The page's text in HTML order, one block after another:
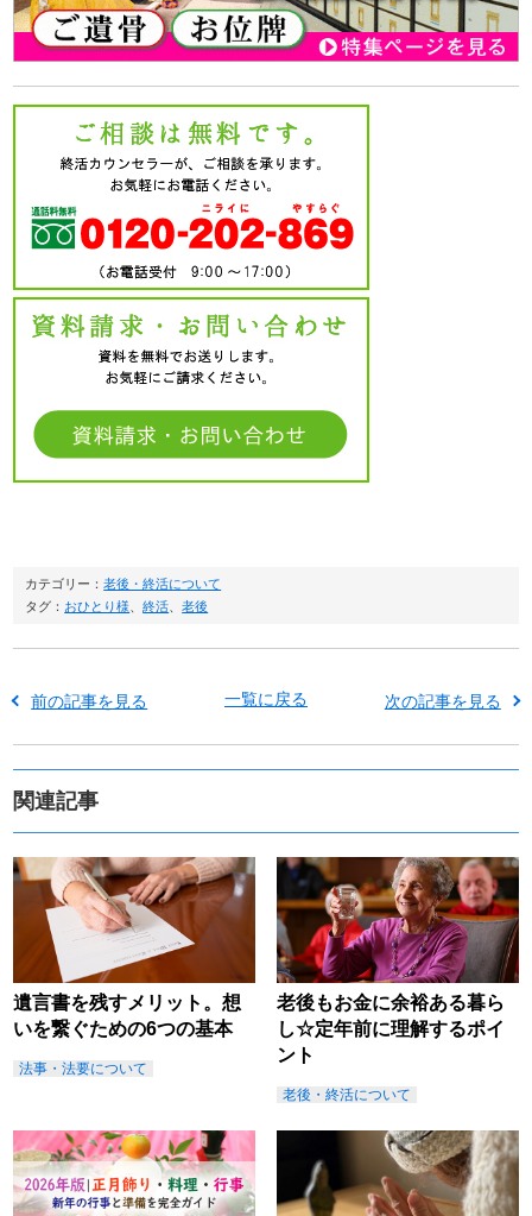
カテゴリー：老後・終活について
タグ： おひとり様 、終活 、老後
前の記事を見る 一覧に戻る 次の記事を見る
関連記事
遺言書を残すメリット。想
いを繋ぐための6つの基本
法事・法要について
老後もお金に余裕ある暮ら
し☆定年前に理解するポイ
ント
老後・終活について